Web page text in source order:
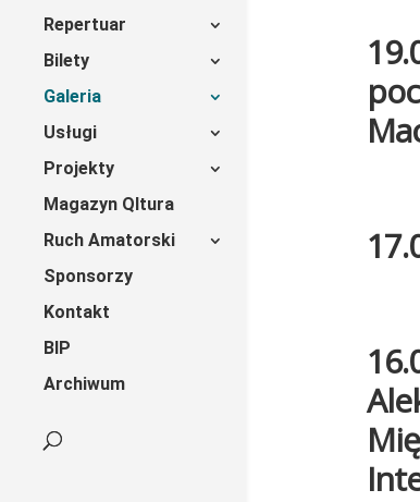
Repertuar
Bilety
Galeria
Usługi
Projekty
Magazyn Qltura
Ruch Amatorski
Sponsorzy
Kontakt
BIP
Archiwum